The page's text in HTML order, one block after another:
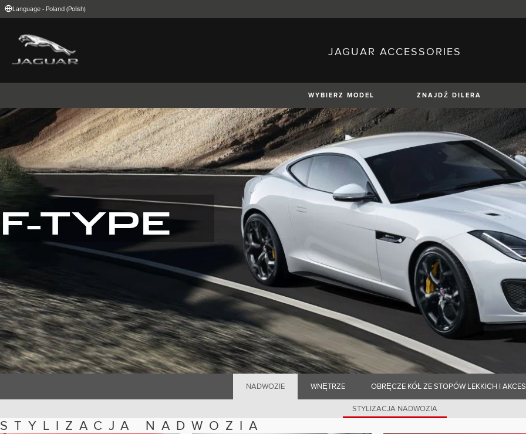
Language - Poland (Polish)
FIND YOUR COUNTRY
International (English)
China (Chinese)
Czech Republic (Czech)
France (French)
Italy (Italian)
Mexico (Spanish)
Poland (Polish)
Portugal (Portuguese)
Romania (Romania)
Spain (Spanish)
Switzerland (German)
Switzerland (French)
United Kingdom (English)
USA (English)
JAGUAR ACCESSORIES
WYBIERZ MODEL ZNAJDŹ DILERA
I-PACE E-PACE F-PACE XF XF
F-TYPE
NADWOZIE WNĘTRZE OBRĘCZE KÓŁ ZE STOPÓW LEKKICH I
STYLIZACJA NADWOZIA
STYLIZACJA NADWOZIA